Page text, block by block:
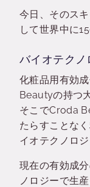
今日、そのス
して世界中に
バイオテクノ
化粧品用有効
Beautyの持つ
そこでCroda
たらすことな
イオテクノロ
現在の有効成
ノロジーで生